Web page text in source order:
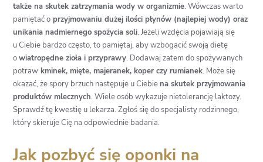
także na skutek zatrzymania wody w organizmie. Wówczas warto
pamiętać o przyjmowaniu dużej ilości płynów (najlepiej wody) oraz
unikania nadmiernego spożycia soli. Jeżeli wzdęcia pojawiają się
u Ciebie bardzo często, to pamiętaj, aby wzbogacić swoją dietę
owiatropędne zioła i przyprawy. Dodawaj zatem do spożywanych
potraw kminek, mięte, majeranek, koper czy rumianek. Może się
okazać, że spory brzuch następuje u Ciebiena skutek przyjmowania
produktów mlecznych. Wiele osób wykazuje nietolerancję laktozy.
Sprawdź tę kwestię u lekarza. Zgłoś się do specjalisty rodzinnego,
który skieruje Cię na odpowiednie badania.
Jak pozbyć się oponki na